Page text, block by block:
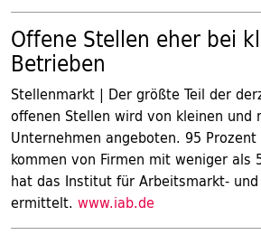
Offene Stellen eher bei
Betrieben
Stellenmarkt | Der größte Teil der
offenen Stellen wird von kleinen und
Unternehmen angeboten. 95
kommen von Firmen mit weniger als
hat das Institut für Arbeitsmarkt-
ermittelt. www.iab.de